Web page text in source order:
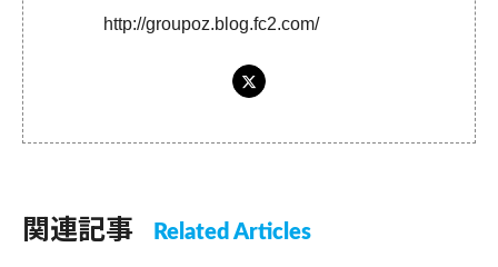
http://groupoz.blog.fc2.com/
関連記事 Related Articles